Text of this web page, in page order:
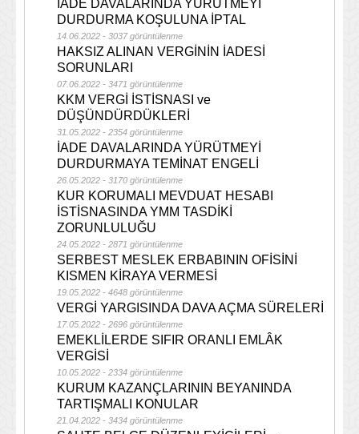
İADE DAVALARINDA YÜRÜTMEYİ
DURDURMA KOŞULUNA İPTAL
14.06.2022 - 3037 görüntülenme
HAKSIZ ALINAN VERGİNİN İADESİ
SORUNLARI
07.06.2022 - 3471 görüntülenme
KKM VERGİ İSTİSNASI ve
DÜŞÜNDÜRDÜKLERİ
31.05.2022 - 2354 görüntülenme
İADE DAVALARINDA YÜRÜTMEYİ
DURDURMAYA TEMİNAT ENGELİ
26.05.2022 - 3170 görüntülenme
KUR KORUMALI MEVDUAT HESABI
İSTİSNASINDA YMM TASDİKİ
ZORUNLULUĞU
24.05.2022 - 2871 görüntülenme
SERBEST MESLEK ERBABININ OFİSİNİ
KISMEN KİRAYA VERMESİ
19.05.2022 - 4648 görüntülenme
VERGİ YARGISINDA DAVA AÇMA SÜRELERİ
17.05.2022 - 2696 görüntülenme
EMEKLİLERDE SIFIR ORANLI EMLÂK
VERGİSİ
10.05.2022 - 2334 görüntülenme
KURUM KAZANÇLARININ BEYANINDA
TARTIŞMALI KONULAR
21.04.2022 - 3434 görüntülenme